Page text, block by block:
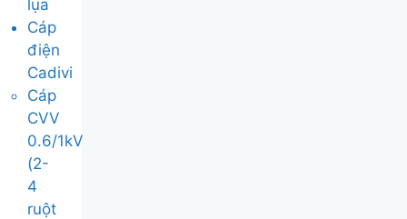
lụa
Cáp
điện
Cadivi
Cáp
CVV
0.6/1kV
(2-
4
ruột